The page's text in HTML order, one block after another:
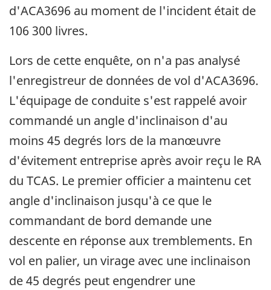
d'ACA3696 au moment de l'incident était de
106 300 livres.
Lors de cette enquête, on n'a pas analysé
l'enregistreur de données de vol d'ACA3696.
L'équipage de conduite s'est rappelé avoir
commandé un angle d'inclinaison d'au
moins 45 degrés lors de la manœuvre
d'évitement entreprise après avoir reçu le RA
du TCAS. Le premier officier a maintenu cet
angle d'inclinaison jusqu'à ce que le
commandant de bord demande une
descente en réponse aux tremblements. En
vol en palier, un virage avec une inclinaison
de 45 degrés peut engendrer une